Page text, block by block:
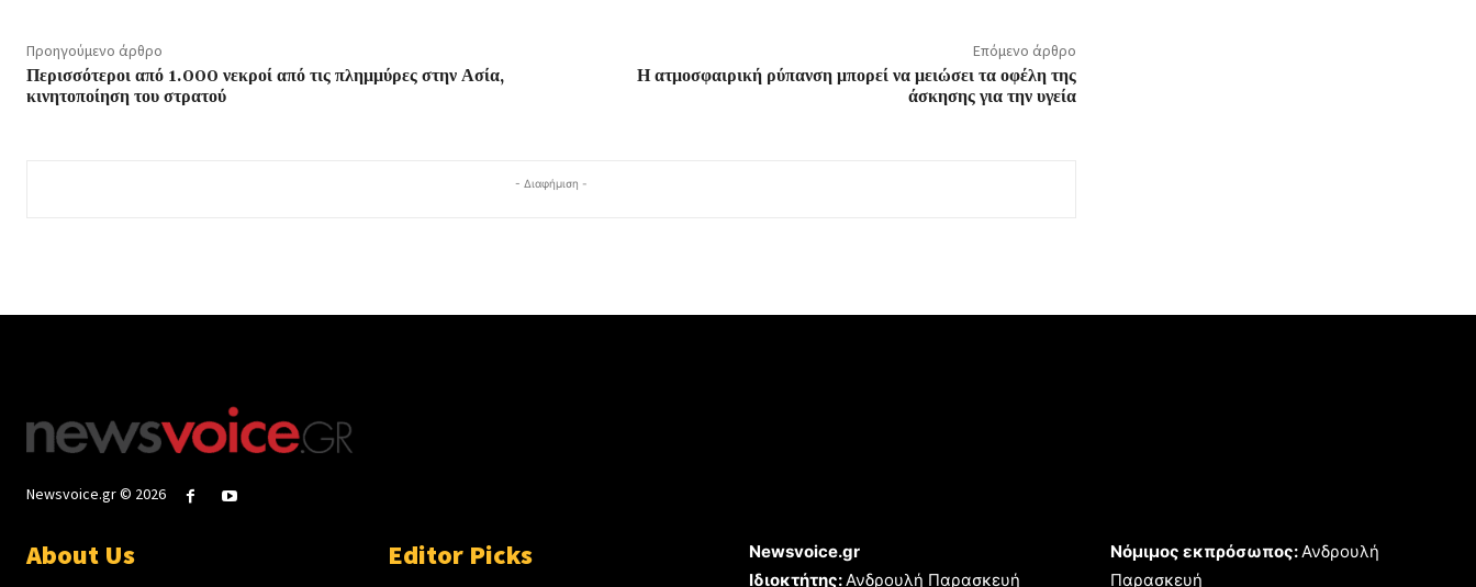
Προηγούμενο άρθρο
Περισσότεροι από 1.000 νεκροί από τις πλημμύρες στην Ασία,
κινητοποίηση του στρατού
Επόμενο άρθρο
Η ατμοσφαιρική ρύπανση μπορεί να μειώσει τα οφέλη της
άσκησης για την υγεία
- Διαφήμιση -
Newsvoice.gr © 2026
About Us Editor Picks
Newsvoice.gr
Ιδιοκτήτης:Ανδρουλή Παρασκευή
Νόμιμος εκπρόσωπος:Ανδρουλή
Παρασκευή